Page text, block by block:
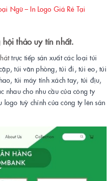
Ngữ – In Logo Giá Rẻ Tại
thảo uy tín nhất.
trực tiếp sản xuất các loại túi
túi văn phòng, túi đi, túi eo, túi
túi máy tính xách tay, túi địu,
nhau cho nhu cầu của công ty
tuỳ chỉnh của công ty lên sản